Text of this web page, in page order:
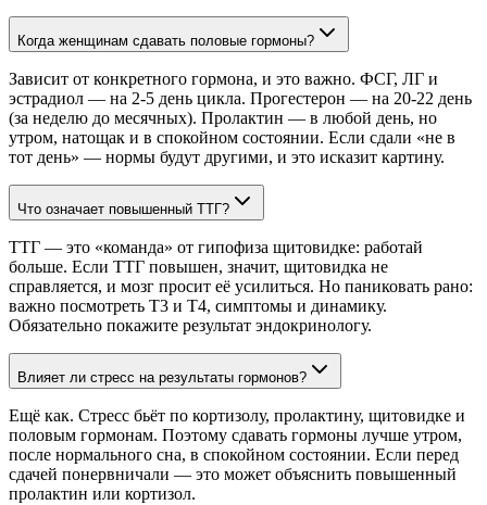
Когда женщинам сдавать половые гормоны?
Зависит от конкретного гормона, и это важно. ФСГ, ЛГ и
эстрадиол — на 2-5 день цикла. Прогестерон — на 20-22 день
(за неделю до месячных). Пролактин — в любой день, но
утром, натощак и в спокойном состоянии. Если сдали «не в
тот день» — нормы будут другими, и это исказит картину.
Что означает повышенный ТТГ?
ТТГ — это «команда» от гипофиза щитовидке: работай
больше. Если ТТГ повышен, значит, щитовидка не
справляется, и мозг просит её усилиться. Но паниковать рано:
важно посмотреть Т3 и Т4, симптомы и динамику.
Обязательно покажите результат эндокринологу.
Влияет ли стресс на результаты гормонов?
Ещё как. Стресс бьёт по кортизолу, пролактину, щитовидке и
половым гормонам. Поэтому сдавать гормоны лучше утром,
после нормального сна, в спокойном состоянии. Если перед
сдачей понервничали — это может объяснить повышенный
пролактин или кортизол.